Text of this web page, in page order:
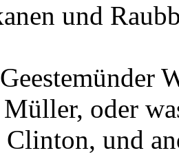
und
oder
Clinton, und